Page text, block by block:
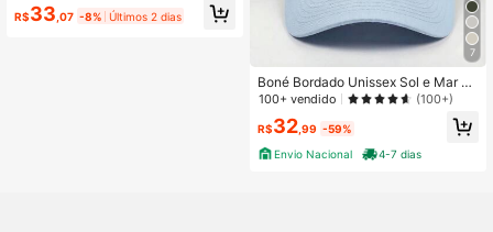
s, Adequado para Uso Diário, Viage
R$33 ,07 -8% Últimos 2 dias
7
Boné Bordado Unissex Sol e Mar Fr
ases Boné Premium Casual Praia F
sual Diário
100+ vendido (100+)
R$32 ,99 -59%
Envio Nacional
4-7 dias